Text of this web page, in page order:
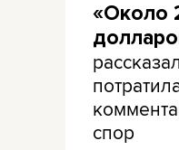
«Около
спор